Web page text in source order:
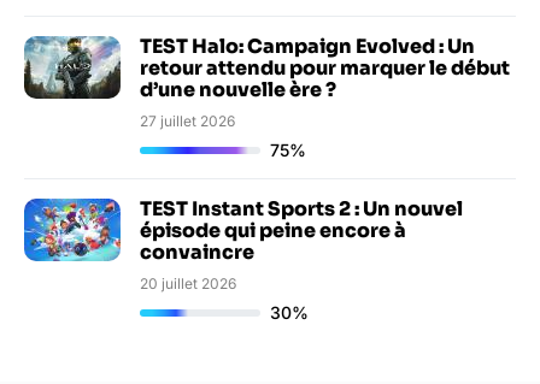
TEST Halo: Campaign Evolved : Un
retour attendu pour marquer le début
d’une nouvelle ère ?
27 juillet 2026
75%
TEST Instant Sports 2 : Un nouvel
épisode qui peine encore à
convaincre
20 juillet 2026
30%